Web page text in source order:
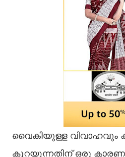
വൈകിയുള്ള വിവാഹവും
കുറയുന്നതിന് ഒരു